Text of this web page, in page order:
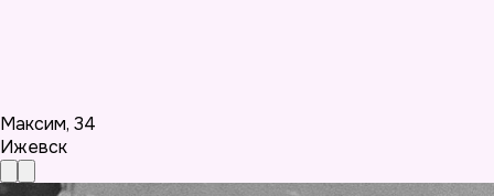
Максим, 34
Ижевск